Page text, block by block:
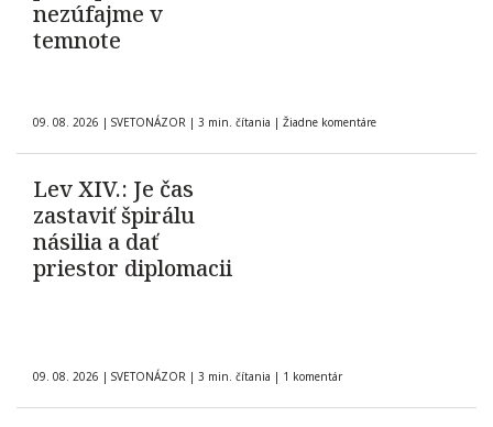
nezúfajme v
temnote
09. 08. 2026 | SVETONÁZOR | 3 min. čítania | Žiadne komentáre
Lev XIV.: Je čas
zastaviť špirálu
násilia a dať
priestor diplomacii
09. 08. 2026 | SVETONÁZOR | 3 min. čítania | 1 komentár